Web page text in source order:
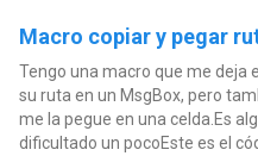
Macro copiar y pegar
Tengo una macro que me deja
su ruta en un MsgBox, pero
me la pegue en una celda.Es
dificultado un pocoEste es el